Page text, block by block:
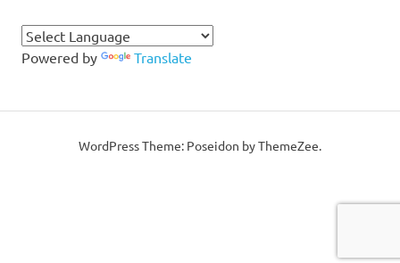
Powered by Translate
WordPress Theme: Poseidon by ThemeZee.